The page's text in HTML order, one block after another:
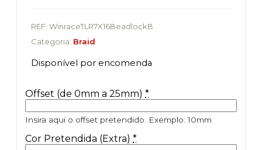
REF: WinraceTLR7X16BeadlockB
Categoria: Braid
Disponível por encomenda
Offset (de 0mm a 25mm) *
Insira aqui o offset pretendido. Exemplo: 10mm
Cor Pretendida (Extra) *